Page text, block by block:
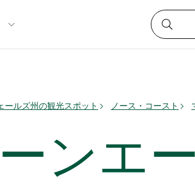
ールズ州の観光スポット ノース・コースト
ンエ